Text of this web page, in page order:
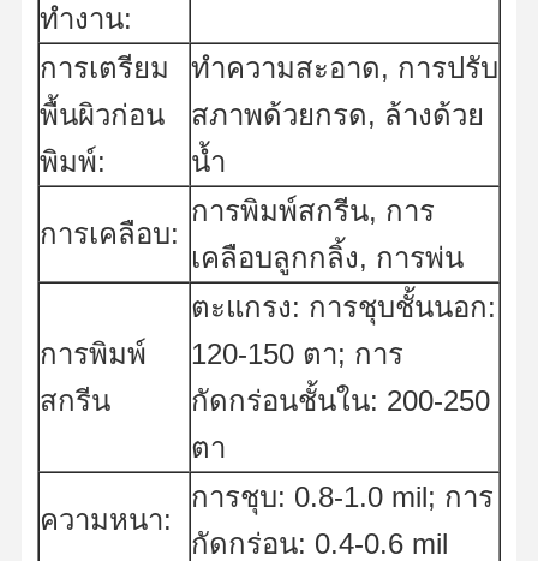
ทัวร์โรงงาน
ควบคุม
ติดต่อเรา ข่าว
ทุกกรณี จอทตอนนี้
เครื่องพิมพ์จอ
อีมูลชั่นการพิมพ์ผ่านจาน
ทำงาน:
การเตรียม
พื้นผิวก่อน
พิมพ์:
ทำความสะอาด, การปรับ
สภาพด้วยกรด, ล้างด้วย
น้ำ
การเคลือบ:
การพิมพ์สกรีน, การ
เคลือบลูกกลิ้ง, การพ่น
การพิมพ์
สกรีน
ตะแกรง: การชุบชั้นนอก:
120-150 ตา; การ
กัดกร่อนชั้นใน: 200-250
ตา
ความหนา:
การชุบ: 0.8-1.0 mil; การ
กัดกร่อน: 0.4-0.6 mil